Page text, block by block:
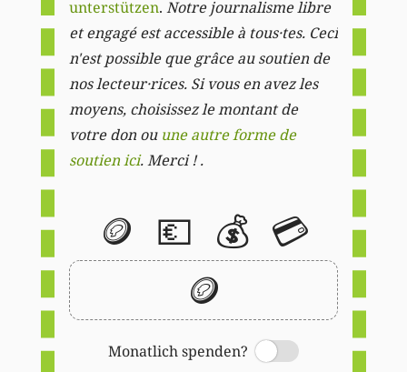
unterstützen. Notre journalisme libre
et engagé est accessible à tous·tes. Ceci
n'est possible que grâce au soutien de
nos lecteur·rices. Si vous en avez les
moyens, choisissez le montant de
votre don ou une autre forme de
soutien ici. Merci ! .
🪙 💶 💰 💳
🪙
Monatlich spenden?
Switch